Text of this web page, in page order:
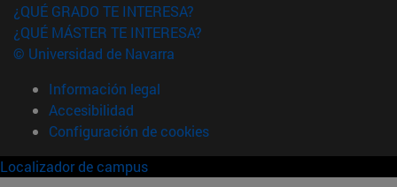
¿QUÉ GRADO TE INTERESA?
¿QUÉ MÁSTER TE INTERESA?
© Universidad de Navarra
Información legal
Accesibilidad
Configuración de cookies
Localizador de campus